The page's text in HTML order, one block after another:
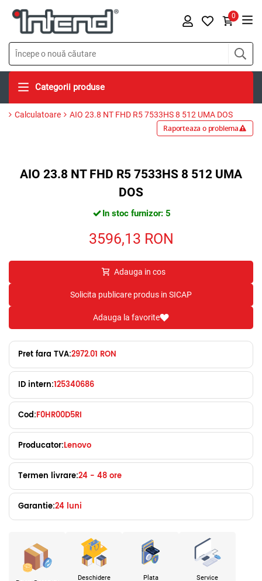
0
Categorii produse
Calculatoare AIO 23.8 NT FHD R5 7533HS 8 512 UMA DOS
Raporteaza o problema
AIO 23.8 NT FHD R5 7533HS 8 512 UMA
DOS
In stoc furnizor: 5
3596,13 RON
Adauga in cos
Solicita publicare produs in SICAP
Adauga la favorite
Pret fara TVA:2972.01 RON
ID intern:125340686
Cod:F0HR00D5RI
Producator:Lenovo
Termen livrare:24 - 48 ore
Garantie:24 luni
Deschidere
Plata
Service